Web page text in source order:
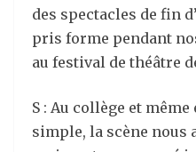
des spectacles de fin
pris forme pendant
au festival de théâtre
S : Au collège et même
simple, la scène nous